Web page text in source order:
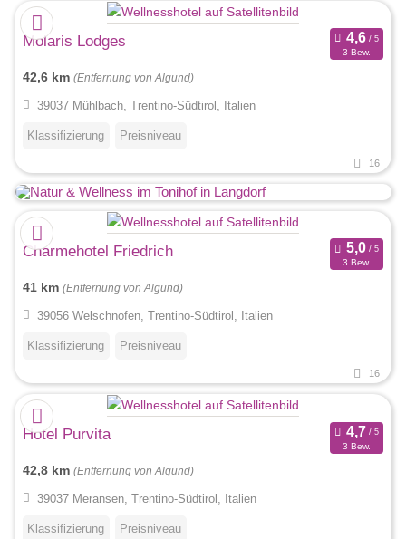
Molaris Lodges
3 Bew.
42,6 km (Entfernung von Algund)
39037 Mühlbach, Trentino-Südtirol, Italien
Klassifizierung Preisniveau
16
Charmehotel Friedrich
3 Bew.
41 km (Entfernung von Algund)
39056 Welschnofen, Trentino-Südtirol, Italien
Klassifizierung Preisniveau
16
Hotel Purvita
3 Bew.
42,8 km (Entfernung von Algund)
39037 Meransen, Trentino-Südtirol, Italien
Klassifizierung Preisniveau